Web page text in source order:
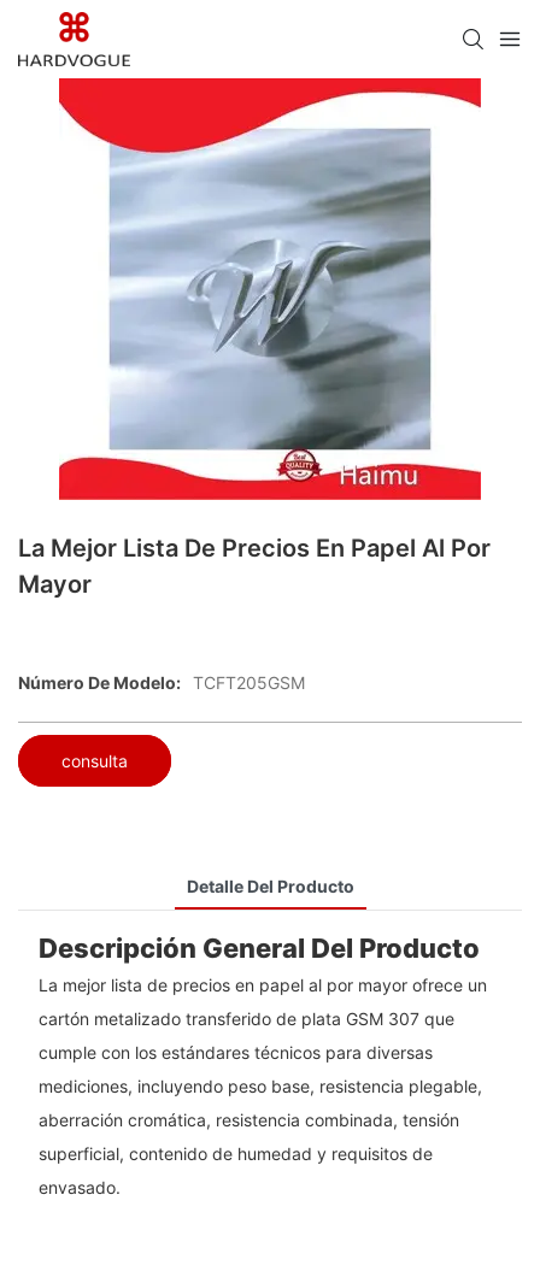
La Mejor Lista De Precios En Papel Al Por
Mayor
Número De Modelo: TCFT205GSM
consulta
Detalle Del Producto
Descripción General Del Producto
La mejor lista de precios en papel al por mayor ofrece un
cartón metalizado transferido de plata GSM 307 que
cumple con los estándares técnicos para diversas
mediciones, incluyendo peso base, resistencia plegable,
aberración cromática, resistencia combinada, tensión
superficial, contenido de humedad y requisitos de
envasado.